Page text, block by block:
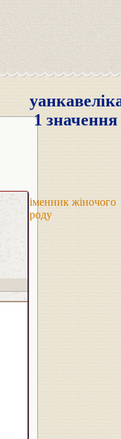
1 значення
іменник жіночого
роду